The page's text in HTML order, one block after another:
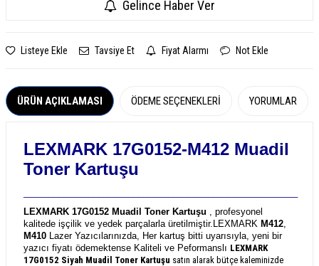
Gelince Haber Ver
Listeye Ekle Tavsiye Et Fiyat Alarmı Not Ekle
ÜRÜN AÇIKLAMASI ÖDEME SEÇENEKLERI YORUMLAR
LEXMARK 17G0152-M412 Muadil
Toner Kartuşu
LEXMARK 17G0152 Muadil Toner Kartuşu , profesyonel
kalitede işçilik ve yedek parçalarla üretilmiştir. LEXMARK M412,
M410 Lazer Yazıcılarınızda, Her kartuş bitti uyarısıyla, yeni bir
yazıcı fiyatı ödemektense Kaliteli ve Peformanslı LEXMARK
17G0152 Siyah Muadil Toner Kartuşu satın alarak bütçe kaleminizde